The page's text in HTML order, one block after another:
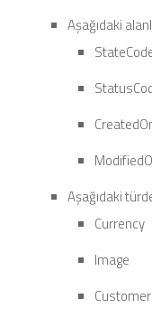
Aşağıdaki
Aşağıdaki
Currency
Image
Customer